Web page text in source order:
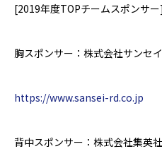
[2019年度TOPチームスポンサー]
胸スポンサー：株式会社サンセ
https://www.sansei-rd.co.jp
背中スポンサー：株式会社集英社